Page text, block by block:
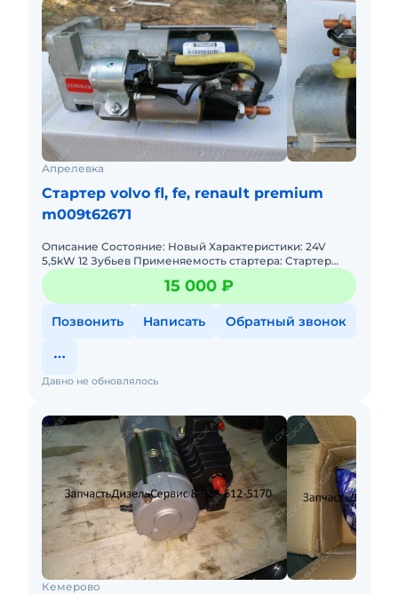
Апрелевка
Стартер volvo fl, fe, renault premium
m009t62671
Описание Состояние: Новый Характеристики: 24V
5,5kW 12 Зубьев Применяемость стартера: Стартер
VOLVO FL Стартер VOLVO FE Стартер VOLVO D7, D7E
Стартер RE
15 000 ₽
Позвонить Написать Обратный звонок
Давно не обновлялось
Кемерово